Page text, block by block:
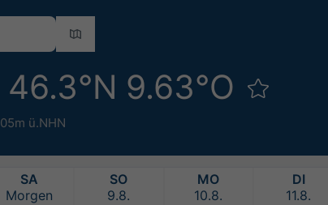
9.63°O
ü.NHN
SA
Morgen
SO
9.8.
MO
10.8.
DI
11.8.